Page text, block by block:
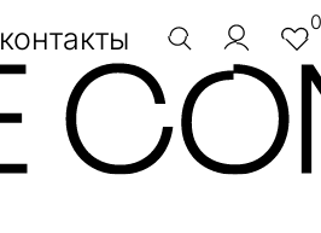
контакты 0